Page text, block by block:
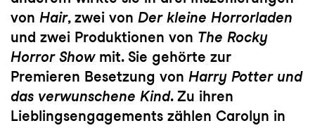
von Hair, zwei von Der kleine Horrorladen
und zwei Produktionen von The Rocky
Horror Show mit. Sie gehörte zur
Premieren Besetzung von Harry Potter und
das verwunschene Kind. Zu ihren
Lieblingsengagements zählen Carolyn in